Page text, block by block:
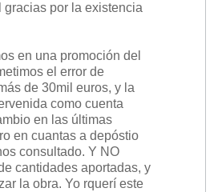
gracias por la existencia
en una promoción del
el error de
de 30mil euros, y la
como cuenta
en las últimas
en cuantas a depóstio
consultado. Y NO
cantidades aportadas, y
la obra. Yo rquerí este